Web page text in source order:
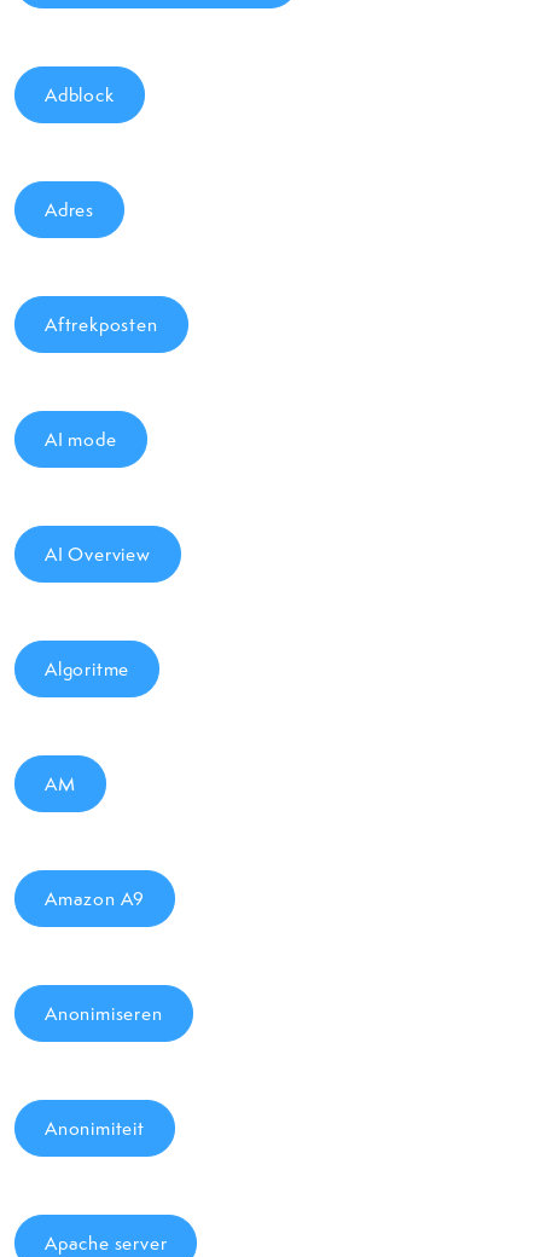
Adblock
Adres
Aftrekposten
AI mode
AI Overview
Algoritme
AM
Amazon A9
Anonimiseren
Anonimiteit
Apache server